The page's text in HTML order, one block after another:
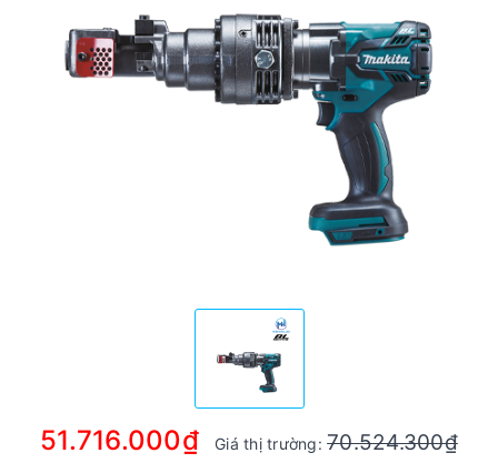
51.716.000₫ Giá thị trường:70.524.300₫